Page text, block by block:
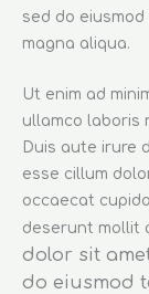
sed do
magna aliqua.
Ut enim ad
ullamco laboris
Duis aute irure
esse cillum
occaecat
deserunt mollit
dolor sit
do eiusmod